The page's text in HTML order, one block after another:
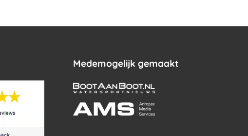
Medemogelijk gemaakt